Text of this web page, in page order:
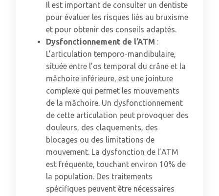
Il est important de consulter un dentiste
pour évaluer les risques liés au bruxisme
et pour obtenir des conseils adaptés.
Dysfonctionnement de l’ATM :
L’articulation temporo-mandibulaire,
située entre l’os temporal du crâne et la
mâchoire inférieure, est une jointure
complexe qui permet les mouvements
de la mâchoire. Un dysfonctionnement
de cette articulation peut provoquer des
douleurs, des claquements, des
blocages ou des limitations de
mouvement. La dysfonction de l’ATM
est fréquente, touchant environ 10% de
la population. Des traitements
spécifiques peuvent être nécessaires